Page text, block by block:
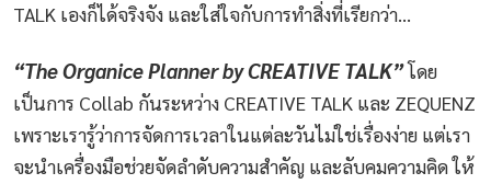
TALK เองก็ได้จริงจัง และใส่ใจกับการทำสิ่งที่เรียกว่า…
“The Organice Planner by CREATIVE TALK”โดย
เป็นการ Collab กันระหว่าง CREATIVE TALK และ ZEQUENZ
เพราะเรารู้ว่าการจัดการเวลาในแต่ละวันไม่ใช่เรื่องง่าย แต่เรา
จะนำเครื่องมือช่วยจัดลำดับความสำคัญ และลับคมความคิด ให้